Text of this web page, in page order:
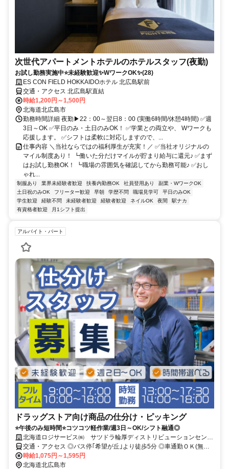
次世代アパートメントホテルのホテルスタッフ(夜勤)
お試し勤務実施中⭐未経験歓迎✨WワークOK✨(28)
ES CON FIELD HOKKAIDOホテル 北広島駅前
交通・アクセス 北広島駅直結
時給1,200円～1,500円
北海道北広島市
勤務時間詳細 夜勤▶22：00～翌日8：00 (実働6時間/休憩4時間) ✅週
3日～OK ✅平日のみ・土日のみOK！ ✅学業との両立や、 Wワークも
応援します。 ✅シフトは柔軟に対応しますので、...
仕事内容 ＼当社ならではの福利厚生が充実！／ ✅当社オリジナルの
マイル制度あり！ ┗働いた分だけマイルが貯まり給与に還元♪ ✅まず
はお試し勤務OK！ ┗職場の雰囲気を確認してから勤務可能♪ ✅おし
ゃれ...
制服あり 業界未経験者歓迎 扶養内勤務OK 社員登用あり
副業・WワークOK
土日祝のみOK
フリーター歓迎 早朝 学歴不問 職場見学可
平日のみOK
学生歓迎
経験不問 未経験者歓迎 経験者歓迎 ネイルOK 夜間
駅ナカ
有資格者歓迎
月1シフト提出
アルバイト・パート
ドラッグストア向け商品の仕分け・ピッキング
⭐午後のみ短時間⭐コツコツ軽作業/週3日～OK/シフト融通◎
北海道ロジサービス㈱ サツドラ輪厚ディストリビューションセンタ
ー
交通・アクセス ◎バス停｢希望が丘｣より徒歩5分 ◎車通勤ＯＫ(無料
駐車場完備)
時給1,075円～1,595円
北海道北広島市